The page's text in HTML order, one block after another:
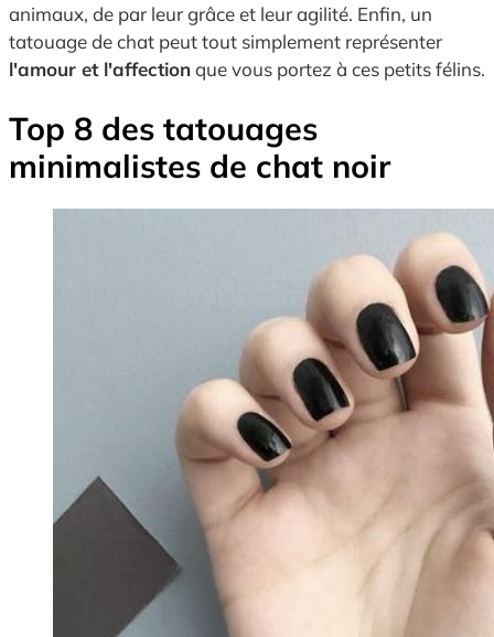
animaux, de par leur grâce et leur agilité. Enfin, un
tatouage de chat peut tout simplement représenter
l'amour et l'affectionque vous portez à ces petits félins.
Top 8 des tatouages
minimalistes de chat noir